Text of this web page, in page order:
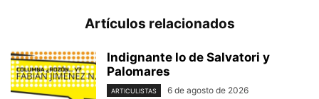
Artículos relacionados
Indignante lo de Salvatori y
Palomares
ARTICULISTAS 6 de agosto de 2026